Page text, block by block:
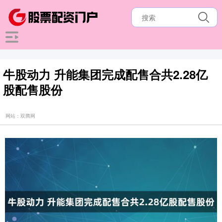
牛股动力 升能集团完成配售合共2.28亿
股配售股份
网站：双腾网